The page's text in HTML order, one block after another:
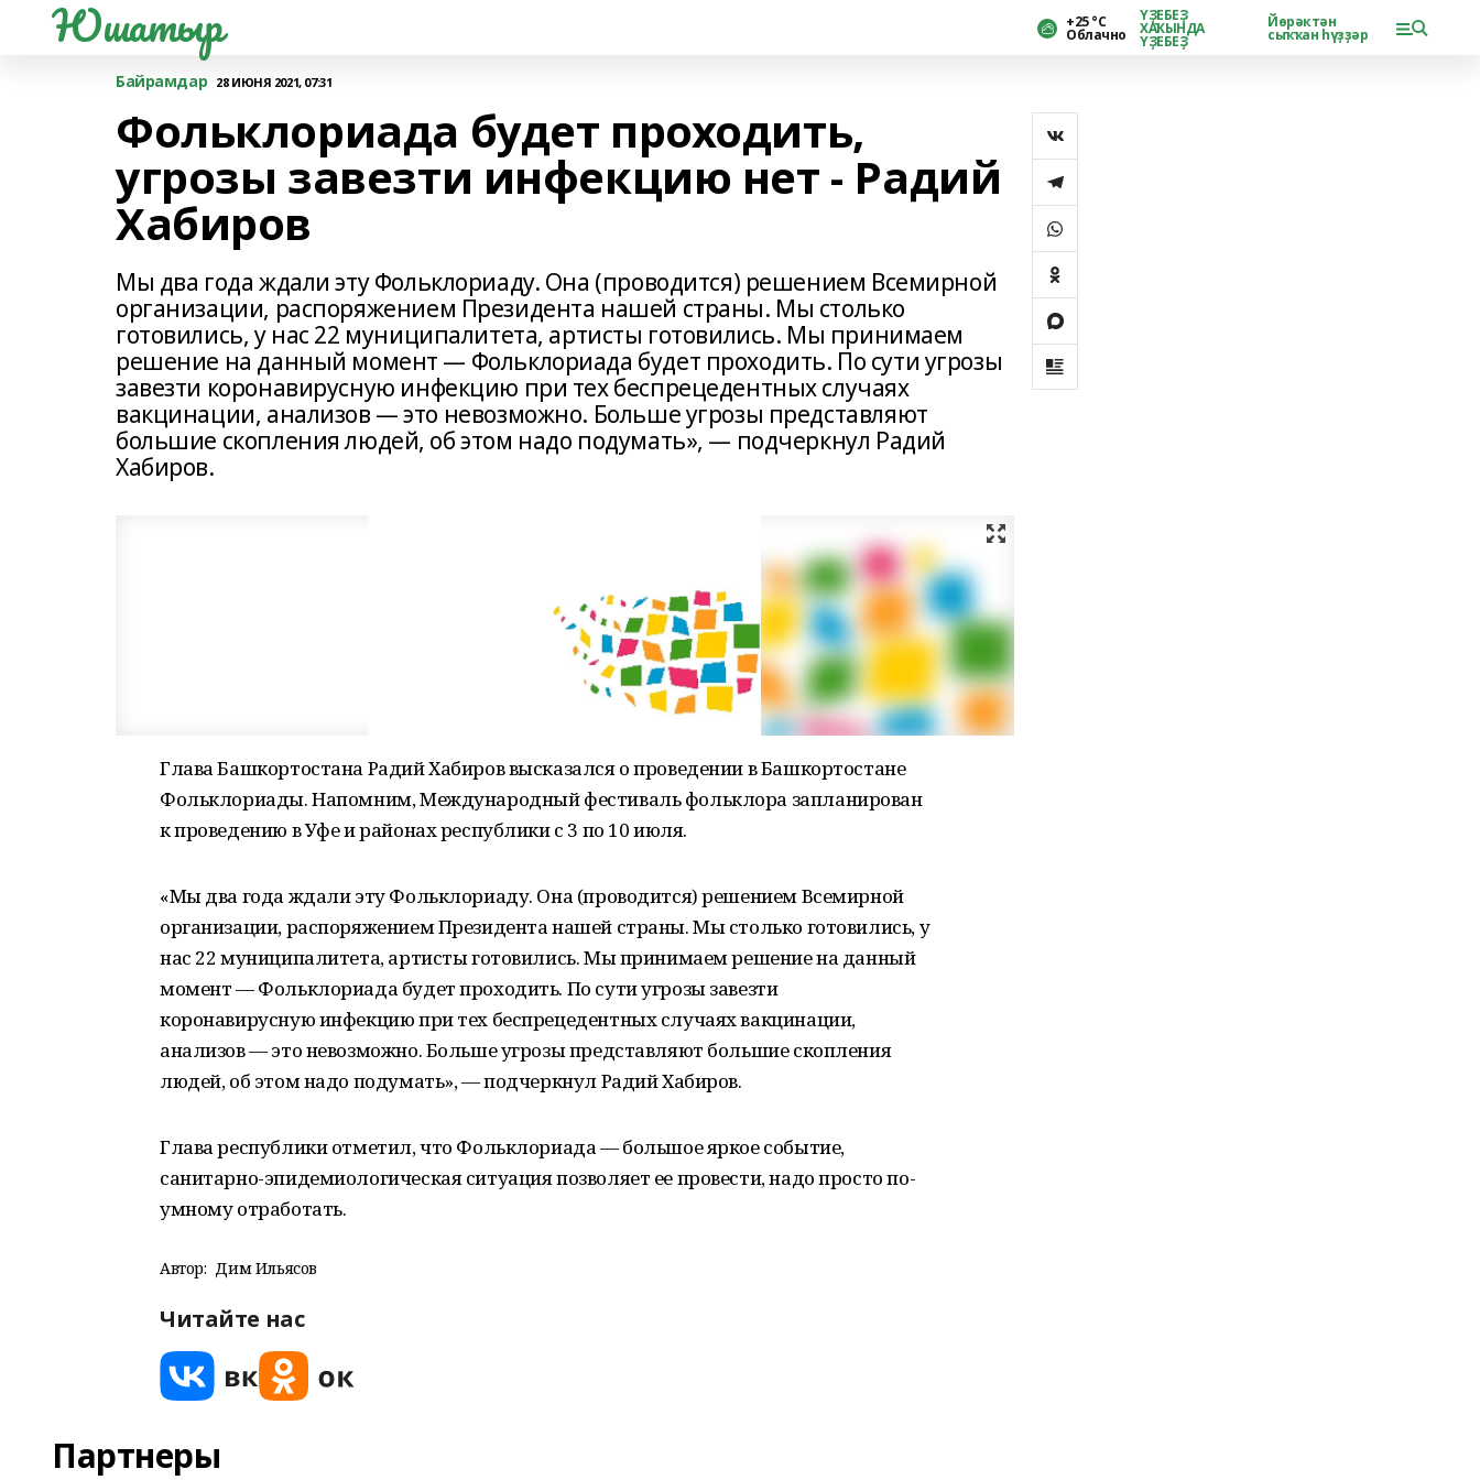
Юшатыр +25 °С
Облачно
ҮҘЕБЕҘ
ХАҠЫНДА
ҮҘЕБЕҘ
Йөрәктән
сыҡҡан һүҙҙәр
Байрамдар 28 ИЮНЯ 2021, 07:31
Фольклориада будет проходить,
угрозы завезти инфекцию нет - Радий
Хабиров
Мы два года ждали эту Фольклориаду. Она (проводится) решением Всемирной
организации, распоряжением Президента нашей страны. Мы столько
готовились, у нас 22 муниципалитета, артисты готовились. Мы принимаем
решение на данный момент — Фольклориада будет проходить. По сути угрозы
завезти коронавирусную инфекцию при тех беспрецедентных случаях
вакцинации, анализов — это невозможно. Больше угрозы представляют
большие скопления людей, об этом надо подумать», — подчеркнул Радий
Хабиров.
Глава Башкортостана Радий Хабиров высказался о проведении в Башкортостане
Фольклориады. Напомним, Международный фестиваль фольклора запланирован
к проведению в Уфе и районах республики с 3 по 10 июля.
«Мы два года ждали эту Фольклориаду. Она (проводится) решением Всемирной
организации, распоряжением Президента нашей страны. Мы столько готовились, у
нас 22 муниципалитета, артисты готовились. Мы принимаем решение на данный
момент — Фольклориада будет проходить. По сути угрозы завезти
коронавирусную инфекцию при тех беспрецедентных случаях вакцинации,
анализов — это невозможно. Больше угрозы представляют большие скопления
людей, об этом надо подумать», — подчеркнул Радий Хабиров.
Глава республики отметил, что Фольклориада — большое яркое событие,
санитарно-эпидемиологическая ситуация позволяет ее провести, надо просто по-
умному отработать.
Автор: Дим Ильясов
Читайте нас
Партнеры